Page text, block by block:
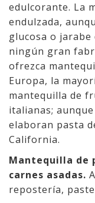
edulcorante. La
endulzada,
glucosa o jarabe
ningún gran
ofrezca
Europa, la
mantequilla de
italianas;
elaboran pasta
California.
Mantequilla de
carnes asadas.
repostería,